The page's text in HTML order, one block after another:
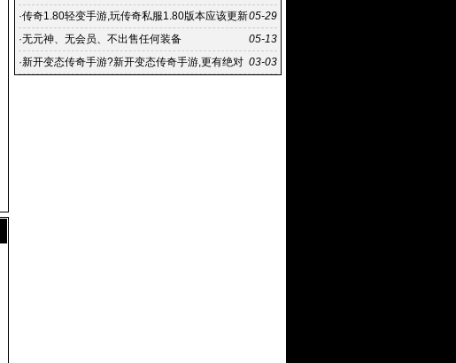
任务怎么过
05-29
·传奇1.80轻变手游,玩传奇私服1.80版本应该更新
盛大哪个区
05-13
·无元神、无会员、不出售任何装备
03-03
·新开变态传奇手游?新开变态传奇手游,更有绝对